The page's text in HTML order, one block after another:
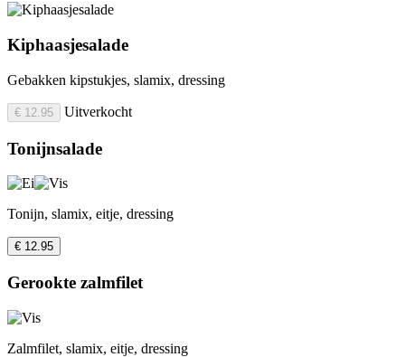
Kiphaasjesalade
Gebakken kipstukjes, slamix, dressing
€ 12.95 Uitverkocht
Tonijnsalade
Tonijn, slamix, eitje, dressing
€ 12.95
Gerookte zalmfilet
Zalmfilet, slamix, eitje, dressing